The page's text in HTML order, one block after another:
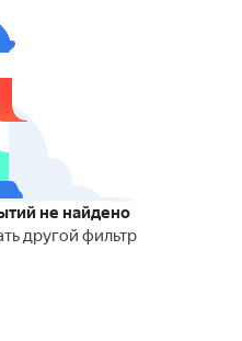
не найдено
другой фильтр